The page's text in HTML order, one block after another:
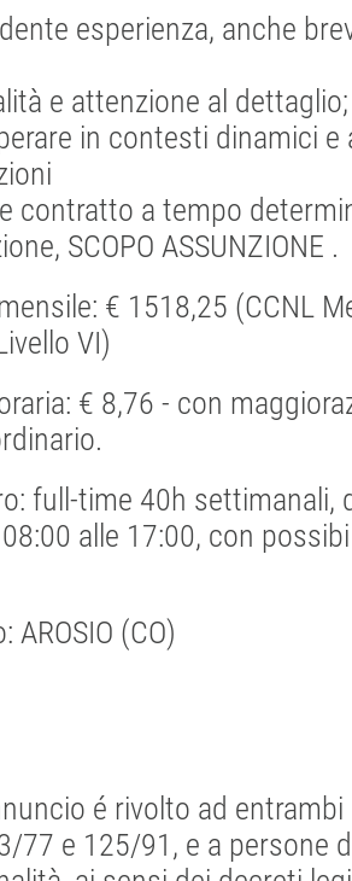
esperienza, anche
e attenzione al dettaglio;
in contesti dinamici
contratto a tempo
SCOPO ASSUNZIONE .
€ 1518,25 (CCNL
VI)
€ 8,76 - con
full-time 40h settimanali,
alle 17:00, con
AROSIO (CO)
é rivolto ad
77 e 125/91, e a persone